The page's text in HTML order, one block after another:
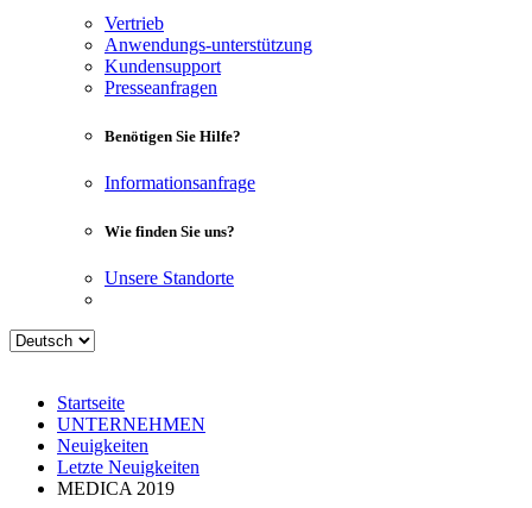
Vertrieb
Anwendungs-unterstützung
Kundensupport
Presseanfragen
Benötigen Sie Hilfe?
Informationsanfrage
Wie finden Sie uns?
Unsere Standorte
Startseite
UNTERNEHMEN
Neuigkeiten
Letzte Neuigkeiten
MEDICA 2019